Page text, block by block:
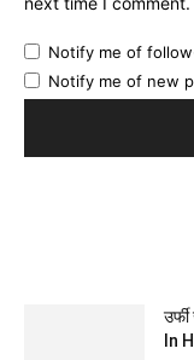
Notify me of
Notify me of new
In